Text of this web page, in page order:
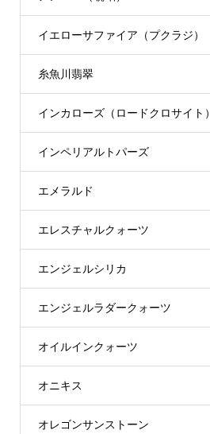
イエローサファイア（プクラジ）
糸魚川翡翠
インカローズ（ロードクロサイト）
インペリアルトパーズ
エメラルド
エレスチャルクォーツ
エンジェルシリカ
エンジェルラダークォーツ
オイルインクォーツ
オニキス
オレゴンサンストーン